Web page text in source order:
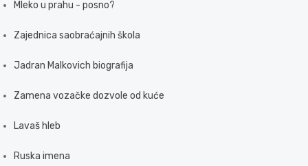
Mleko u prahu - posno?
Zajednica saobraćajnih škola
Jadran Malkovich biografija
Zamena vozačke dozvole od kuće
Lavaš hleb
Ruska imena